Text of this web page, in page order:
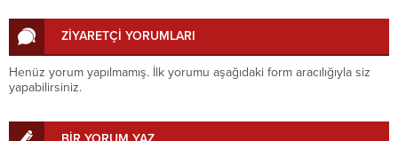
ZİYARETÇİ YORUMLARI
Henüz yorum yapılmamış. İlk yorumu aşağıdaki form aracılığıyla siz
yapabilirsiniz.